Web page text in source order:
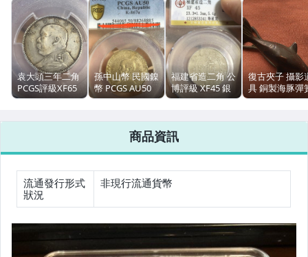
偶像、球員卡與郵幣
女裝與服飾配件
男性精品與服飾
手錶與飾品配件
女包精品與女鞋
運動、戶外與休閒
袁大頭三年二角
PCGS評級XF65
銀幣 中央版 原
孫中山幣 民國鎳
幣 PCGS AU50
K-867a 544065
福建省造二角 公
博評級 XF45 銀
幣 軍閥時期 包
復古夾子 攝影
具 銅製海豚彈
夾 文房手帳 歐
商品資訊
流通發行形式
狀況
非現行流通貨幣